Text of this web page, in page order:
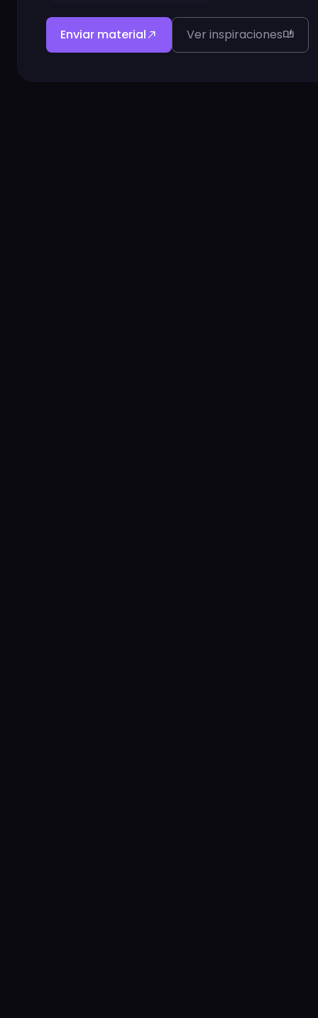
Enviar material north_east Ver inspiracionesauto_stories